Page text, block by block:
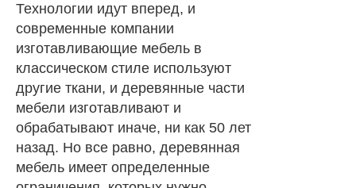
Технологии идут вперед, и
современные компании
изготавливающие мебель в
классическом стиле используют
другие ткани, и деревянные части
мебели изготавливают и
обрабатывают иначе, ни как 50 лет
назад. Но все равно, деревянная
мебель имеет определенные